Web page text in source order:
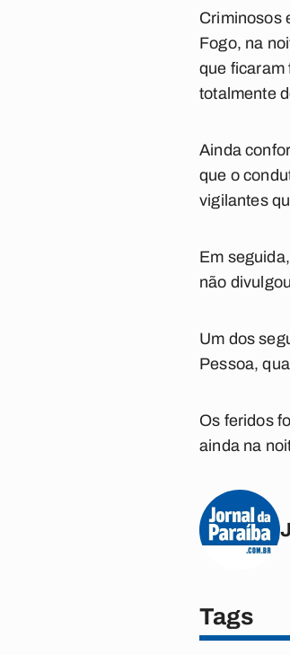
Criminosos
Fogo, na
que ficaram
totalmente
Ainda
que o
vigilantes
Em
não
Um dos
Pessoa,
Os feridos
ainda na
Tags